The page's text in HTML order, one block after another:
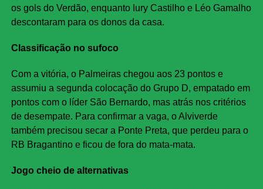
os gols do Verdão, enquanto Iury Castilho e Léo Gamalho
descontaram para os donos da casa.
Classificação no sufoco
Com a vitória, o Palmeiras chegou aos 23 pontos e
assumiu a segunda colocação do Grupo D, empatado em
pontos com o líder São Bernardo, mas atrás nos critérios
de desempate. Para confirmar a vaga, o Alviverde
também precisou secar a Ponte Preta, que perdeu para o
RB Bragantino e ficou de fora do mata-mata.
Jogo cheio de alternativas